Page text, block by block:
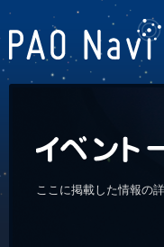
ここに掲載した情報の